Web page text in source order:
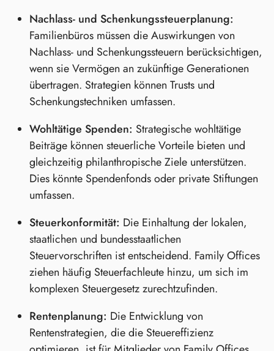
Nachlass- und Schenkungssteuerplanung:
Familienbüros müssen die Auswirkungen von
Nachlass- und Schenkungssteuern berücksichtigen,
wenn sie Vermögen an zukünftige Generationen
übertragen. Strategien können Trusts und
Schenkungstechniken umfassen.
Wohltätige Spenden: Strategische wohltätige
Beiträge können steuerliche Vorteile bieten und
gleichzeitig philanthropische Ziele unterstützen.
Dies könnte Spendenfonds oder private Stiftungen
umfassen.
Steuerkonformität: Die Einhaltung der lokalen,
staatlichen und bundesstaatlichen
Steuervorschriften ist entscheidend. Family Offices
ziehen häufig Steuerfachleute hinzu, um sich im
komplexen Steuergesetz zurechtzufinden.
Rentenplanung: Die Entwicklung von
Rentenstrategien, die die Steuereffizienz